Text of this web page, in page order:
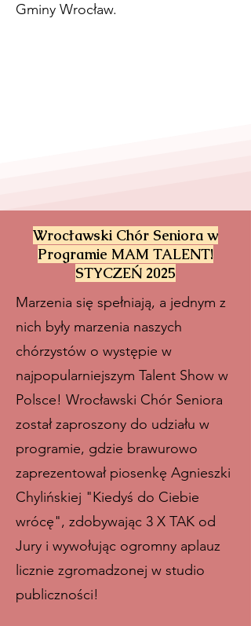
Gminy Wrocław.
Wrocławski Chór Seniora w
Programie MAM TALENT!
STYCZEŃ 2025
Marzenia się spełniają, a jednym z
nich były marzenia naszych
chórzystów o występie w
najpopularniejszym Talent Show w
Polsce! Wrocławski Chór Seniora
został zaproszony do udziału w
programie, gdzie brawurowo
zaprezentował piosenkę Agnieszki
Chylińskiej "Kiedyś do Ciebie
wrócę", zdobywając 3 X TAK od
Jury i wywołując ogromny aplauz
licznie zgromadzonej w studio
publiczności!